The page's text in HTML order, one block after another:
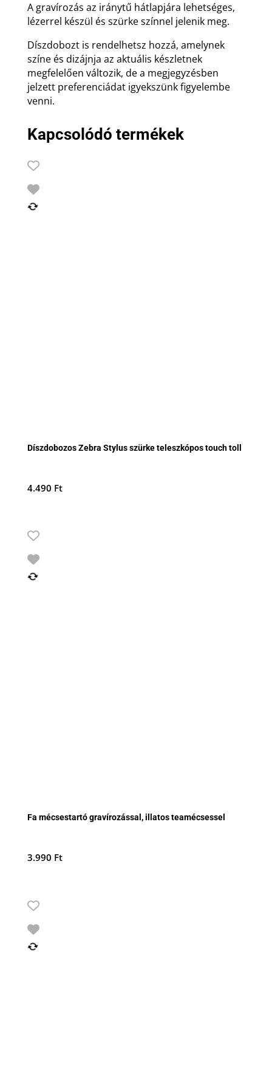
A gravírozás az iránytű hátlapjára lehetséges,
lézerrel készül és szürke színnel jelenik meg.
Díszdobozt is rendelhetsz hozzá, amelynek
színe és dizájnja az aktuális készletnek
megfelelően változik, de a megjegyzésben
jelzett preferenciádat igyekszünk figyelembe
venni.
Kapcsolódó termékek
Díszdobozos Zebra Stylus szürke teleszkópos touch toll
4.490 Ft
Fa mécsestartó gravírozással, illatos teamécsessel
3.990 Ft